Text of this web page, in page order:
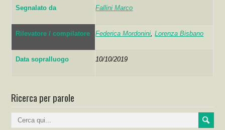
Segnalato da Fallini Marco
Rilevatore / compilatore Federica Mordonini,Lorenza Bisbano
Data sopralluogo 10/10/2019
Ricerca per parole